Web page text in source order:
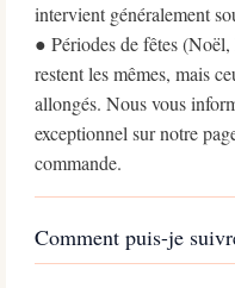
intervient généralement
● Périodes de fêtes
restent les mêmes, mais
allongés. Nous vous
exceptionnel sur notre
commande.
Comment puis-je